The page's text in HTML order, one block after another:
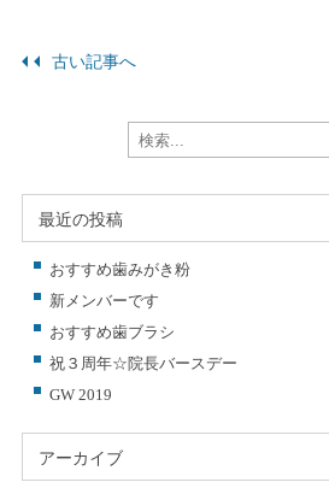
古い記事へ
最近の投稿
おすすめ歯みがき粉
新メンバーです
おすすめ歯ブラシ
祝３周年☆院長バースデー
GW 2019
アーカイブ